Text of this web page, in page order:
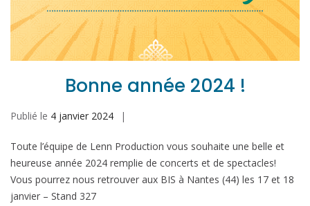
Bonne année 2024 !
Publié le 4 janvier 2024
Toute l’équipe de Lenn Production vous souhaite une belle et
heureuse année 2024 remplie de concerts et de spectacles!
Vous pourrez nous retrouver aux BIS à Nantes (44) les 17 et 18
janvier – Stand 327